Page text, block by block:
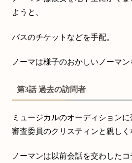
ようと、
バスのチケットなどを手配。
ノーマは様子のおかしいノーマ
第3話 過去の訪問者
ミュージカルのオーディションに
審査委員のクリスティンと親しく
ノーマンは以前会話を交わしたコ